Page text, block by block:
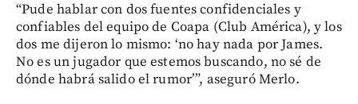
“Pude hablar con dos fuentes confidenciales y
confiables del equipo de Coapa (Club América), y los
dos me dijeron lo mismo: ‘no hay nada por James.
No es un jugador que estemos buscando, no sé de
dónde habrá salido el rumor’”, aseguró Merlo.